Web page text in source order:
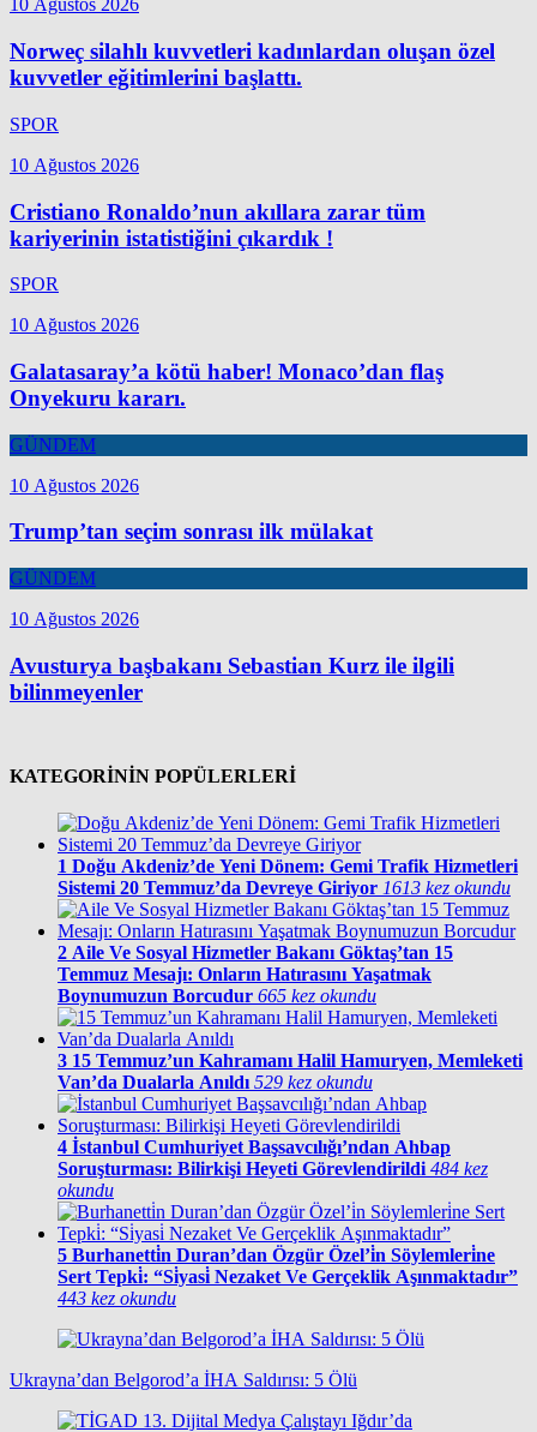
10 Ağustos 2026
Norweç silahlı kuvvetleri kadınlardan oluşan özel
kuvvetler eğitimlerini başlattı.
SPOR
10 Ağustos 2026
Cristiano Ronaldo’nun akıllara zarar tüm
kariyerinin istatistiğini çıkardık !
SPOR
10 Ağustos 2026
Galatasaray’a kötü haber! Monaco’dan flaş
Onyekuru kararı.
GÜNDEM
10 Ağustos 2026
Trump’tan seçim sonrası ilk mülakat
GÜNDEM
10 Ağustos 2026
Avusturya başbakanı Sebastian Kurz ile ilgili
bilinmeyenler
KATEGORİNİN POPÜLERLERİ
1 Doğu Akdeniz’de Yeni Dönem: Gemi Trafik Hizmetleri
Sistemi 20 Temmuz’da Devreye Giriyor 1613 kez okundu
2 Aile Ve Sosyal Hizmetler Bakanı Göktaş’tan 15
Temmuz Mesajı: Onların Hatırasını Yaşatmak
Boynumuzun Borcudur 665 kez okundu
3 15 Temmuz’un Kahramanı Halil Hamuryen, Memleketi
Van’da Dualarla Anıldı 529 kez okundu
4 İstanbul Cumhuriyet Başsavcılığı’ndan Ahbap
Soruşturması: Bilirkişi Heyeti Görevlendirildi 484 kez
okundu
5 Burhanetti̇n Duran’dan Özgür Özel’i̇n Söylemleri̇ne
Sert Tepki̇: “Si̇yasi̇ Nezaket Ve Gerçeklik Aşınmaktadır”
443 kez okundu
Ukrayna’dan Belgorod’a İHA Saldırısı: 5 Ölü